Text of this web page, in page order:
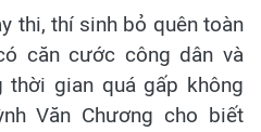
thi, thí sinh bỏ quên toàn
căn cước công dân và
gian quá gấp không
Văn Chương cho biết